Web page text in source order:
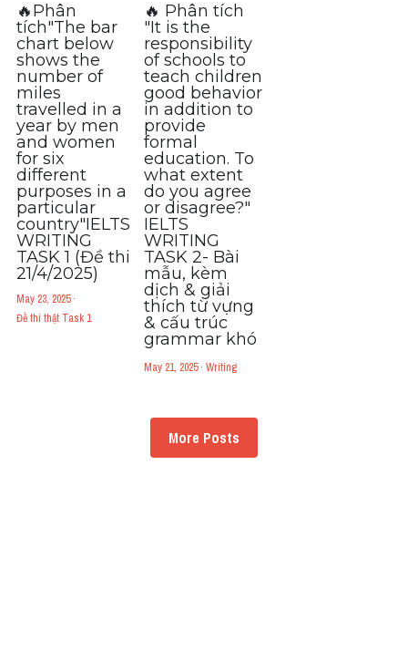
🔥Phân
tích"The bar
chart below
shows the
number of
miles
travelled in a
year by men
and women
for six
different
purposes in a
particular
country"IELTS
WRITING
TASK 1 (Đề thi
21/4/2025)
May 23, 2025·
Đề thi thật Task 1
🔥 Phân tích
"It is the
responsibility
of schools to
teach children
good behavior
in addition to
provide
formal
education. To
what extent
do you agree
or disagree?"
IELTS
WRITING
TASK 2- Bài
mẫu, kèm
dịch & giải
thích từ vựng
& cấu trúc
grammar khó
May 21, 2025· Writing
More Posts